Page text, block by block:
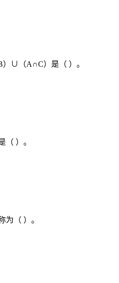
∪（A∩C）是（ ）。
（ ）。
为（ ）。